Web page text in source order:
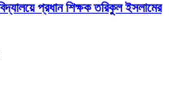
প্রধান শিক্ষক তরিকুল ইসলামের